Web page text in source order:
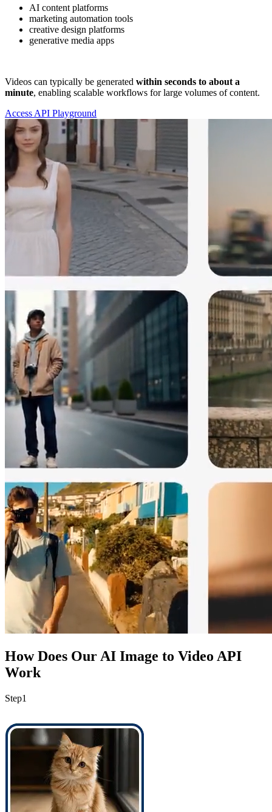
AI content platforms
marketing automation tools
creative design platforms
generative media apps
Videos can typically be generated within seconds to about a
minute, enabling scalable workflows for large volumes of content.
Access API Playground
How Does Our AI Image to Video API
Work
Step1